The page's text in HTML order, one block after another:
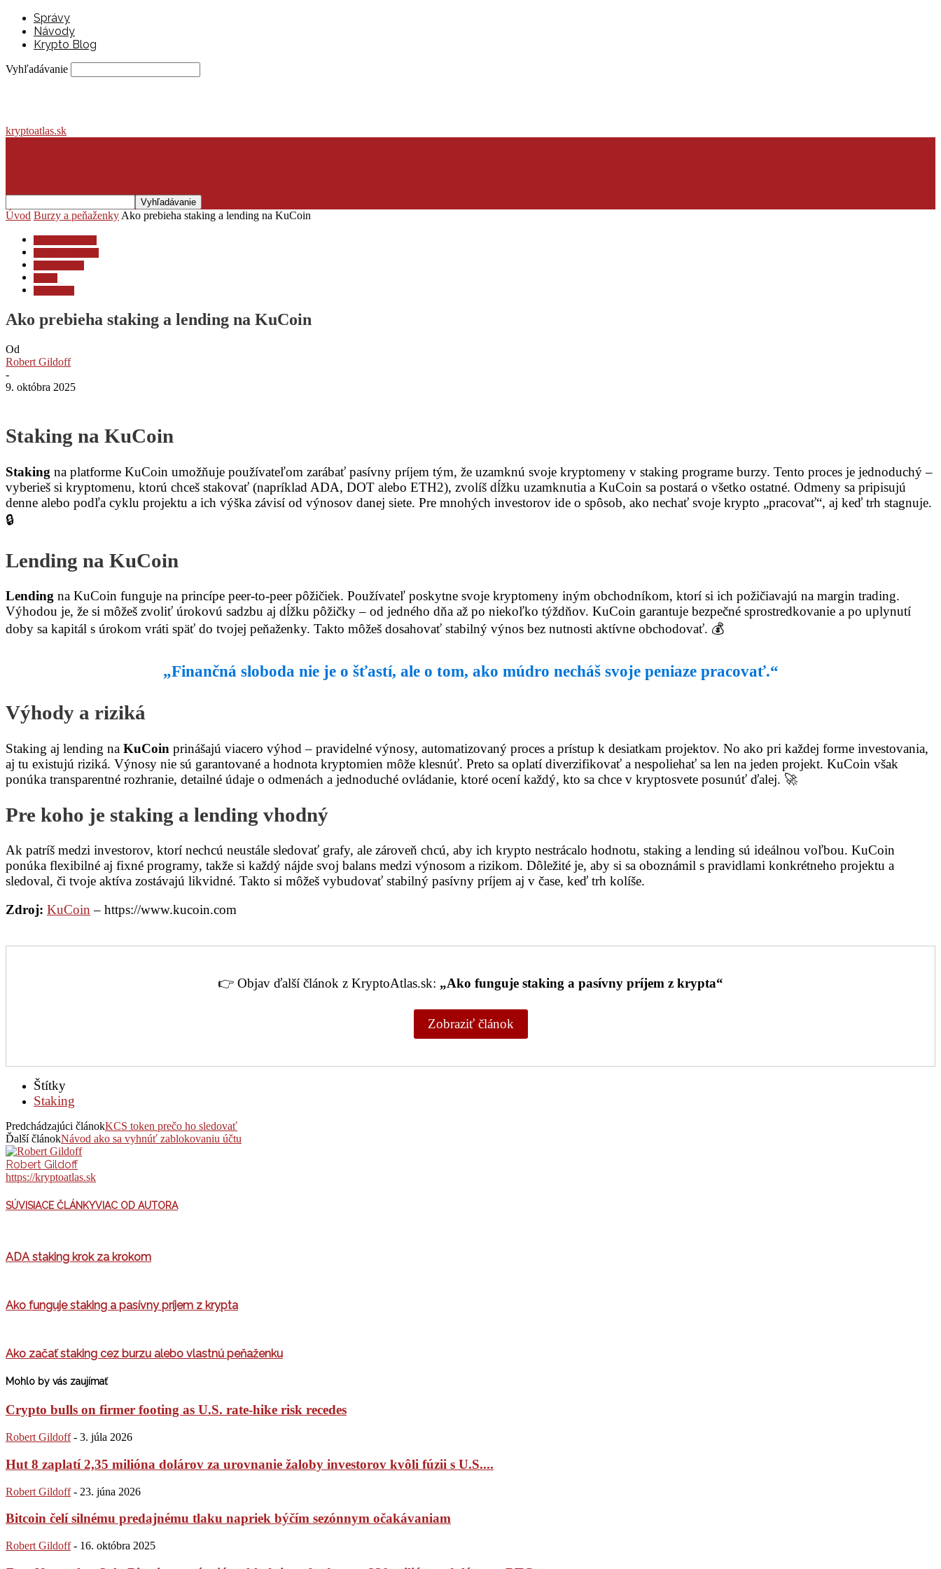
Správy
Návody
Krypto Blog
Vyhľadávanie
kryptoatlas.sk
Úvod Burzy a peňaženky Ako prebieha staking a lending na KuCoin
Ako prebieha staking a lending na KuCoin
Od
Robert Gildoff
-
9. októbra 2025
Staking na KuCoin
Staking na platforme KuCoin umožňuje používateľom zarábať pasívny príjem tým, že uzamknú svoje kryptomeny v staking programe burzy. Tento proces je jednoduchý –
vyberieš si kryptomenu, ktorú chceš stakovať (napríklad ADA, DOT alebo ETH2), zvolíš dĺžku uzamknutia a KuCoin sa postará o všetko ostatné. Odmeny sa pripisujú
denne alebo podľa cyklu projektu a ich výška závisí od výnosov danej siete. Pre mnohých investorov ide o spôsob, ako nechať svoje krypto „pracovať“, aj keď trh stagnuje.
🔒
Lending na KuCoin
Lending na KuCoin funguje na princípe peer-to-peer pôžičiek. Používateľ poskytne svoje kryptomeny iným obchodníkom, ktorí si ich požičiavajú na margin trading.
Výhodou je, že si môžeš zvoliť úrokovú sadzbu aj dĺžku pôžičky – od jedného dňa až po niekoľko týždňov. KuCoin garantuje bezpečné sprostredkovanie a po uplynutí
doby sa kapitál s úrokom vráti späť do tvojej peňaženky. Takto môžeš dosahovať stabilný výnos bez nutnosti aktívne obchodovať. 💰
„Finančná sloboda nie je o šťastí, ale o tom, ako múdro necháš svoje peniaze pracovať.“
Výhody a riziká
Staking aj lending na KuCoin prinášajú viacero výhod – pravidelné výnosy, automatizovaný proces a prístup k desiatkam projektov. No ako pri každej forme investovania,
aj tu existujú riziká. Výnosy nie sú garantované a hodnota kryptomien môže klesnúť. Preto sa oplatí diverzifikovať a nespoliehať sa len na jeden projekt. KuCoin však
ponúka transparentné rozhranie, detailné údaje o odmenách a jednoduché ovládanie, ktoré ocení každý, kto sa chce v kryptosvete posunúť ďalej. 🚀
Pre koho je staking a lending vhodný
Ak patríš medzi investorov, ktorí nechcú neustále sledovať grafy, ale zároveň chcú, aby ich krypto nestrácalo hodnotu, staking a lending sú ideálnou voľbou. KuCoin
ponúka flexibilné aj fixné programy, takže si každý nájde svoj balans medzi výnosom a rizikom. Dôležité je, aby si sa oboznámil s pravidlami konkrétneho projektu a
sledoval, či tvoje aktíva zostávajú likvidné. Takto si môžeš vybudovať stabilný pasívny príjem aj v čase, keď trh kolíše.
Zdroj: KuCoin – https://www.kucoin.com
👉 Objav ďalší článok z KryptoAtlas.sk: „Ako funguje staking a pasívny príjem z krypta“
Zobraziť článok
Štítky
Staking
Predchádzajúci článokKCS token prečo ho sledovať
Ďalší článokNávod ako sa vyhnúť zablokovaniu účtu
Robert Gildoff
https://kryptoatlas.sk
SÚVISIACE ČLÁNKYVIAC OD AUTORA
ADA staking krok za krokom
Ako funguje staking a pasívny príjem z krypta
Ako začať staking cez burzu alebo vlastnú peňaženku
Mohlo by vás zaujímať
Crypto bulls on firmer footing as U.S. rate-hike risk recedes
Robert Gildoff - 3. júla 2026
Hut 8 zaplatí 2,35 milióna dolárov za urovnanie žaloby investorov kvôli fúzii s U.S....
Robert Gildoff - 23. júna 2026
Bitcoin čelí silnému predajnému tlaku napriek býčím sezónnym očakávaniam
Robert Gildoff - 16. októbra 2025